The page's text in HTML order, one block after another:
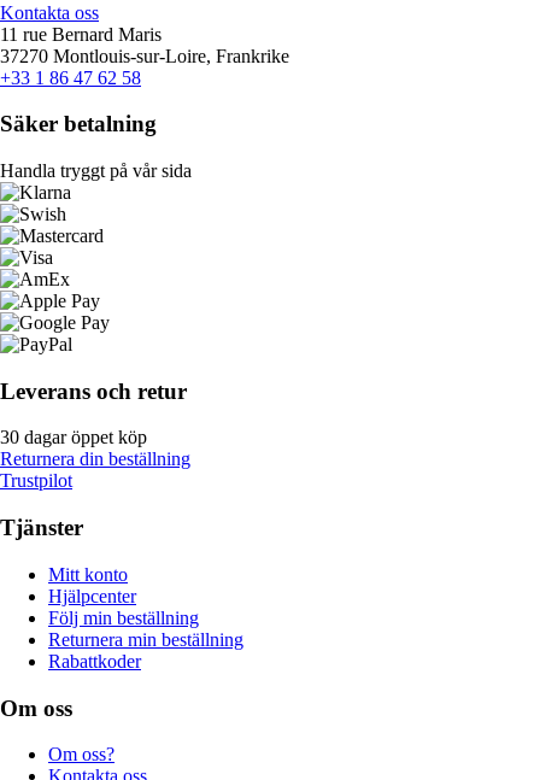
Kontakta oss
11 rue Bernard Maris
37270 Montlouis-sur-Loire, Frankrike
+33 1 86 47 62 58
Säker betalning
Handla tryggt på vår sida
Leverans och retur
30 dagar öppet köp
Returnera din beställning
Trustpilot
Tjänster
Mitt konto
Hjälpcenter
Följ min beställning
Returnera min beställning
Rabattkoder
Om oss
Om oss?